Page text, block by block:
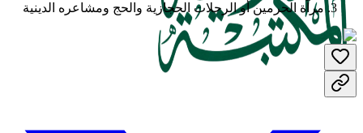
مرآة الحرمين أو الرحلات الحجازية والحج ومشاعره الدينية